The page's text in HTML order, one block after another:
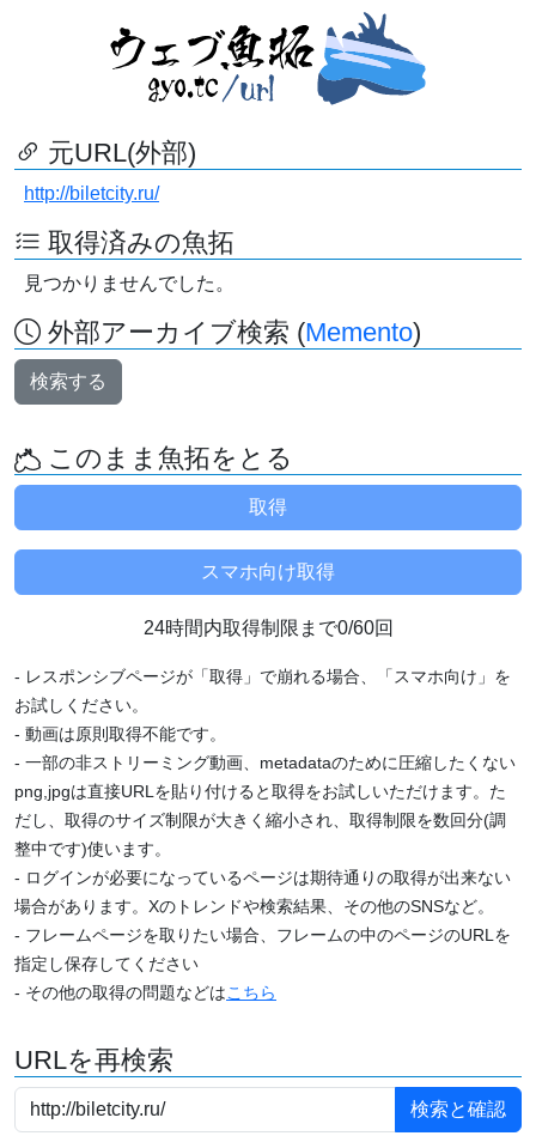
元URL(外部)
http://biletcity.ru/
取得済みの魚拓
見つかりませんでした。
外部アーカイブ検索 (Memento)
検索する
このまま魚拓をとる
24時間内取得制限まで0/60回
- レスポンシブページが「取得」で崩れる場合、「スマホ向け」を
お試しください。
- 動画は原則取得不能です。
- 一部の非ストリーミング動画、metadataのために圧縮したくない
png,jpgは直接URLを貼り付けると取得をお試しいただけます。た
だし、取得のサイズ制限が大きく縮小され、取得制限を数回分(調
整中です)使います。
- ログインが必要になっているページは期待通りの取得が出来ない
場合があります。Xのトレンドや検索結果、その他のSNSなど。
- フレームページを取りたい場合、フレームの中のページのURLを
指定し保存してください
- その他の取得の問題などはこちら
URLを再検索